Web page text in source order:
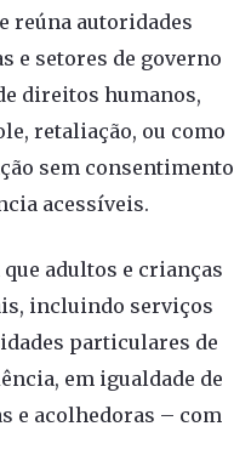
reúna autoridades
e setores de governo
direitos humanos,
retaliação, ou como
sem consentimento
acessíveis.
adultos e crianças
incluindo serviços
particulares de
em igualdade de
e acolhedoras – com